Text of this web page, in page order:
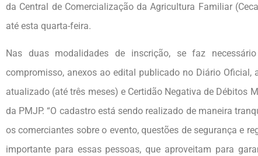
da Central de Comercialização da Agricultura Familiar
até esta quarta-feira.
Nas duas modalidades de inscrição, se faz
compromisso, anexos ao edital publicado no Diário Oficial,
atualizado (até três meses) e Certidão Negativa de Débitos
da PMJP. “O cadastro está sendo realizado de maneira
os comerciantes sobre o evento, questões de segurança e
importante para essas pessoas, que aproveitam para